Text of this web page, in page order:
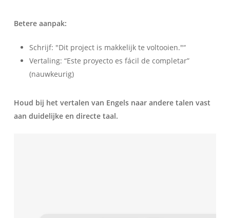
Betere aanpak:
Schrijf: "Dit project is makkelijk te voltooien."“
Vertaling: “Este proyecto es fácil de completar”
(nauwkeurig)
Houd bij het vertalen van Engels naar andere talen vast
aan duidelijke en directe taal.